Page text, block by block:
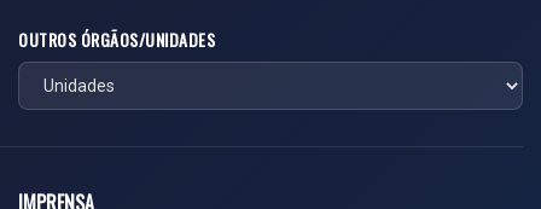
OUTROS ÓRGÃOS/UNIDADES
IMPRENSA